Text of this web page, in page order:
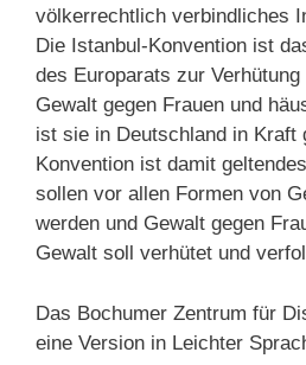
völkerrechtlich verbindliches
Die Istanbul-Konvention ist
des Europarats zur
Gewalt gegen Frauen und
ist sie in Deutschland in Kraft
Konvention ist damit
sollen vor allen Formen von
werden und Gewalt gegen
Gewalt soll verhütet und
Das Bochumer Zentrum für
eine Version in Leichter